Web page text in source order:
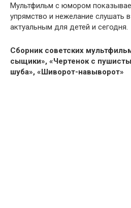
Мультфильм с юмором
упрямство и нежелание слушать
актуальным для детей и сегодня.
Сборник советских
сыщики», «Чертенок с
шуба», «Шиворот-навыворот»